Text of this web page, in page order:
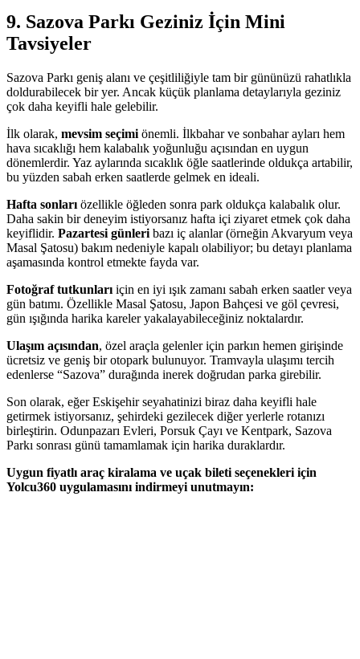
9. Sazova Parkı Geziniz İçin Mini
Tavsiyeler
Sazova Parkı geniş alanı ve çeşitliliğiyle tam bir gününüzü rahatlıkla
doldurabilecek bir yer. Ancak küçük planlama detaylarıyla geziniz
çok daha keyifli hale gelebilir.
İlk olarak, mevsim seçimi önemli. İlkbahar ve sonbahar ayları hem
hava sıcaklığı hem kalabalık yoğunluğu açısından en uygun
dönemlerdir. Yaz aylarında sıcaklık öğle saatlerinde oldukça artabilir,
bu yüzden sabah erken saatlerde gelmek en ideali.
Hafta sonları özellikle öğleden sonra park oldukça kalabalık olur.
Daha sakin bir deneyim istiyorsanız hafta içi ziyaret etmek çok daha
keyiflidir. Pazartesi günleri bazı iç alanlar (örneğin Akvaryum veya
Masal Şatosu) bakım nedeniyle kapalı olabiliyor; bu detayı planlama
aşamasında kontrol etmekte fayda var.
Fotoğraf tutkunları için en iyi ışık zamanı sabah erken saatler veya
gün batımı. Özellikle Masal Şatosu, Japon Bahçesi ve göl çevresi,
gün ışığında harika kareler yakalayabileceğiniz noktalardır.
Ulaşım açısından, özel araçla gelenler için parkın hemen girişinde
ücretsiz ve geniş bir otopark bulunuyor. Tramvayla ulaşımı tercih
edenlerse “Sazova” durağında inerek doğrudan parka girebilir.
Son olarak, eğer Eskişehir seyahatinizi biraz daha keyifli hale
getirmek istiyorsanız, şehirdeki gezilecek diğer yerlerle rotanızı
birleştirin. Odunpazarı Evleri, Porsuk Çayı ve Kentpark, Sazova
Parkı sonrası günü tamamlamak için harika duraklardır.
Uygun fiyatlı araç kiralama ve uçak bileti seçenekleri için
Yolcu360 uygulamasını indirmeyi unutmayın: